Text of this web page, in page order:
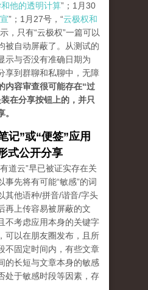
他的透明计算”；1月30
”；1月27号，“云极权和
，只有“云极权”一篇可以
被自动屏蔽了。从测试的
示与否没有准确日期为
享到群聊和私聊中，无障
内容审查很可能存在“过
在分享按钮上的，并只
记”或“便签”应用
式公开分享
道云”早已被证实存在关
先将有可能“敏感”的词
其他语种/拼音/谐音/字头
再上传容易被屏蔽的文
不考虑应用本身的关键字
可以在朋友圈发布，且所
不固定时间内，有些文章
的长短与文章本身的敏感
处于敏感时段等因素，存